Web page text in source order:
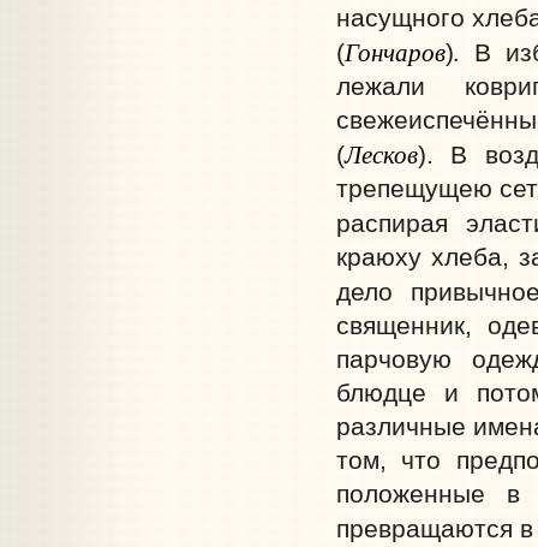
насущного
(Гончаров). В
лежали
(Лесков). В
трепещущею
распирая
краюху хлеба,
дело
священник,
парчовую
блюдце и
различные
том, что
положенные в
превращаются